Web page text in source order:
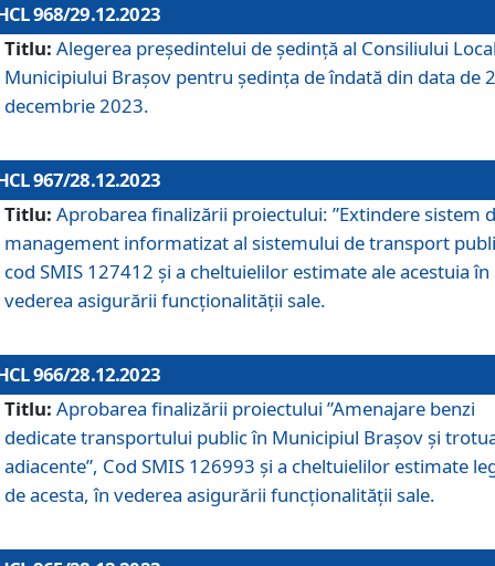
968/29.12.2023
Titlu: Alegerea preşedintelui de şedinţă al Consiliului
Municipiului Braşov pentru ședința de îndată din data de
decembrie 2023.
967/28.12.2023
Titlu: Aprobarea finalizării proiectului: ”Extindere sistem
management informatizat al sistemului de transport
cod SMIS 127412 și a cheltuielilor estimate ale acestuia în
vederea asigurării funcționalității sale.
966/28.12.2023
Titlu: Aprobarea finalizării proiectului ”Amenajare benzi
dedicate transportului public în Municipiul Brașov şi
adiacente”, Cod SMIS 126993 și a cheltuielilor estimate
de acesta, în vederea asigurării funcționalității sale.